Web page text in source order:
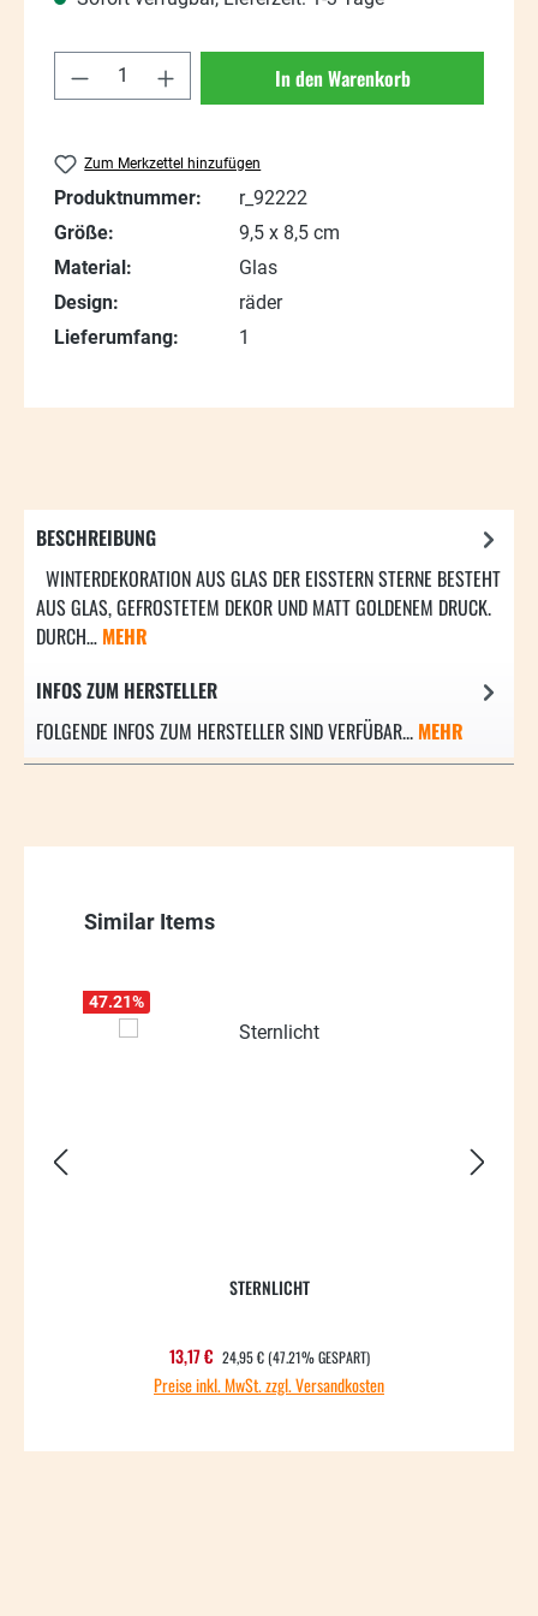
Produkt Anzahl: Gib den gewünschten
In den Warenkorb
Zum Merkzettel hinzufügen
Produktnummer:
r_92222
Größe:
9,5 x 8,5 cm
Material:
Glas
Design:
räder
Lieferumfang:
1
BESCHREIBUNG
WINTERDEKORATION AUS GLAS DER EISSTERN STERNE BESTEHT
AUS GLAS, GEFROSTETEM DEKOR UND MATT GOLDENEM DRUCK.
DURCH… MEHR
INFOS ZUM HERSTELLER
FOLGENDE INFOS ZUM HERSTELLER SIND VERFÜBAR... MEHR
Produktgalerie überspringen
Similar Items
47.21%
STERNLICHT
Verkaufspreis:
13,17 € REGULÄRER PREIS:
24,95 € (47.21% GESPART)
Preise inkl. MwSt. zzgl. Versandkosten